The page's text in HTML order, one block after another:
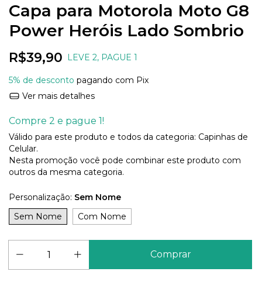
Capa para Motorola Moto G8
Power Heróis Lado Sombrio
R$39,90 LEVE 2, PAGUE 1
5% de desconto pagando com Pix
Ver mais detalhes
Compre 2 e pague 1!
Válido para este produto e todos da categoria: Capinhas de
Celular.
Nesta promoção você pode combinar este produto com
outros da mesma categoria.
Personalização: Sem Nome
Sem Nome
Com Nome